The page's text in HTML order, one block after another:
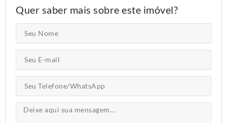
Quer saber mais sobre este imóvel?